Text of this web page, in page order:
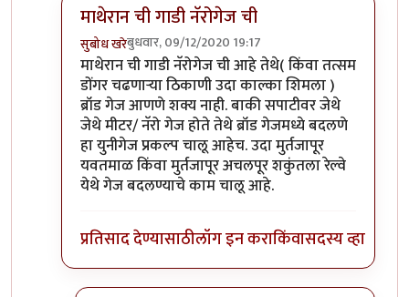
माथेरान ची गाडी नॅरोगेज ची
सुबोध खरेबुधवार, 09/12/2020 19:17
In reply toमाथेरानची आहेच.byकंजूस
माथेरान ची गाडी नॅरोगेज ची आहे तेथे( किंवा तत्सम
डोंगर चढणाऱ्या ठिकाणी उदा काल्का शिमला )
ब्रॉड गेज आणणे शक्य नाही. बाकी सपाटीवर जेथे
जेथे मीटर/ नॅरो गेज होते तेथे ब्रॉड गेजमध्ये बदलणे
हा युनीगेज प्रकल्प चालू आहेच. उदा मुर्तजापूर
यवतमाळ किंवा मुर्तजापूर अचलपूर शकुंतला रेल्वे
येथे गेज बदलण्याचे काम चालू आहे.
प्रतिसाद देण्यासाठीलॉग इन कराकिंवासदस्य व्हा